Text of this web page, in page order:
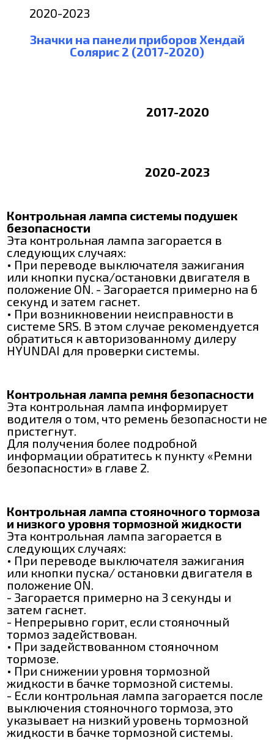
2020-2023
Значки на панели приборов Хендай
Солярис 2 (2017-2020)
2017-2020
2020-2023
Контрольная лампа системы подушек
безопасности
Эта контрольная лампа загорается в
следующих случаях:
• При переводе выключателя зажигания
или кнопки пуска/остановки двигателя в
положение ON. - Загорается примерно на 6
секунд и затем гаснет.
• При возникновении неисправности в
системе SRS. В этом случае рекомендуется
обратиться к авторизованному дилеру
HYUNDAI для проверки системы.
Контрольная лампа ремня безопасности
Эта контрольная лампа информирует
водителя о том, что ремень безопасности не
пристегнут.
Для получения более подробной
информации обратитесь к пункту «Ремни
безопасности» в главе 2.
Контрольная лампа стояночного тормоза
и низкого уровня тормозной жидкости
Эта контрольная лампа загорается в
следующих случаях:
• При переводе выключателя зажигания
или кнопки пуска/ остановки двигателя в
положение ON.
- Загорается примерно на 3 секунды и
затем гаснет.
- Непрерывно горит, если стояночный
тормоз задействован.
• При задействованном стояночном
тормозе.
• При снижении уровня тормозной
жидкости в бачке тормозной системы.
- Если контрольная лампа загорается после
выключения стояночного тормоза, это
указывает на низкий уровень тормозной
жидкости в бачке тормозной системы.